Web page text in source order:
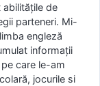
de
parteneri. Mi-
engleză
informații
care le-am
jocurile si